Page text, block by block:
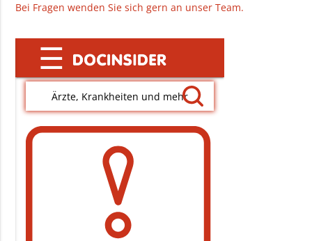
Bei Fragen wenden Sie sich gern an unser Team.